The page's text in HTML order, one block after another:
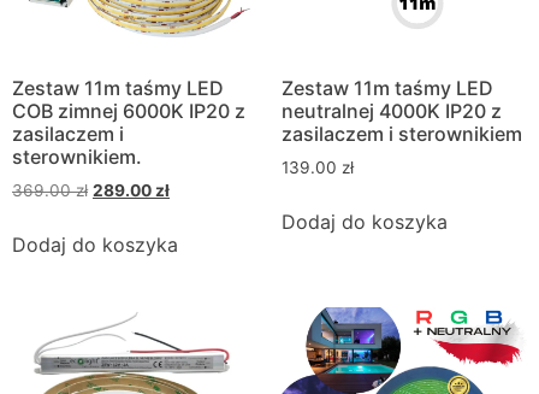
Zestaw 11m taśmy LED
COB zimnej 6000K IP20 z
zasilaczem i
sterownikiem.
369.00zł 289.00zł
Dodaj do koszyka
Zestaw 11m taśmy LED
neutralnej 4000K IP20 z
zasilaczem i sterownikiem
139.00 zł
Dodaj do koszyka